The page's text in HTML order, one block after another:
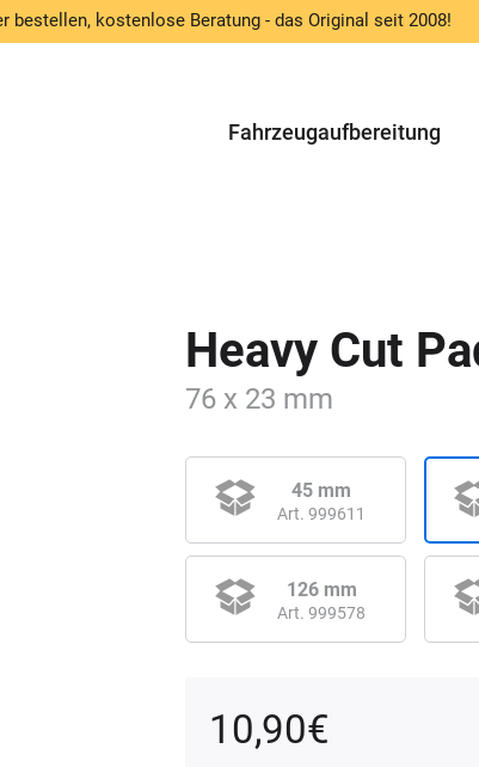
bestellen, kostenlose Beratung - das Original seit 2008!
Fahrzeugaufbereitung
Heavy Cut
76 x 23 mm
45 mm
Art. 999611
126 mm
Art. 999578
10,90€